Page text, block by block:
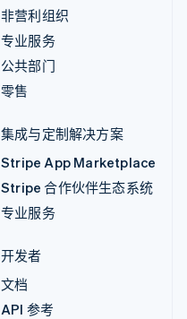
非营利组织
专业服务
公共部门
零售
集成与定制解决方案
Stripe App Marketplace
Stripe 合作伙伴生态系统
专业服务
开发者
文档
API 参考